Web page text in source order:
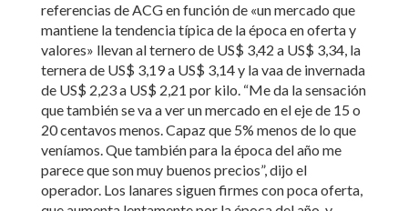
referencias de ACG en función de «un mercado que
mantiene la tendencia típica de la época en oferta y
valores» llevan al ternero de US$ 3,42 a US$ 3,34, la
ternera de US$ 3,19 a US$ 3,14 y la vaa de invernada
de US$ 2,23 a US$ 2,21 por kilo. “Me da la sensación
que también se va a ver un mercado en el eje de 15 o
20 centavos menos. Capaz que 5% menos de lo que
veníamos. Que también para la época del año me
parece que son muy buenos precios”, dijo el
operador. Los lanares siguen firmes con poca oferta,